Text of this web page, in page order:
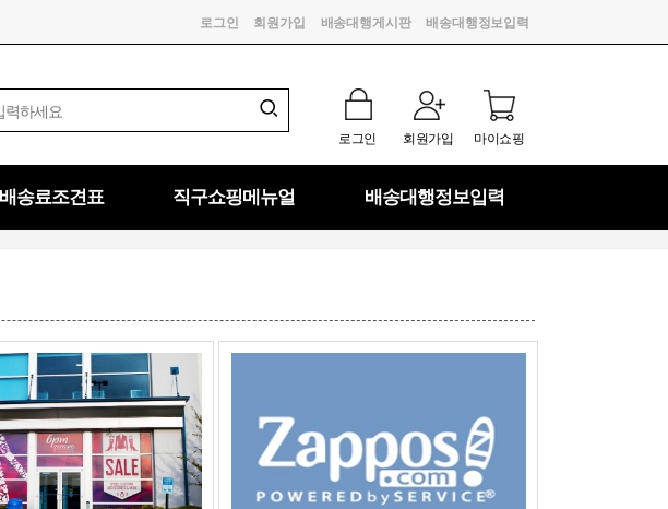
로그인 회원가입 배송대행게시판 배송대행정보입력
로그인 회원가입 마이쇼핑
송료조견표 직구쇼핑메뉴얼 배송대행정보입력